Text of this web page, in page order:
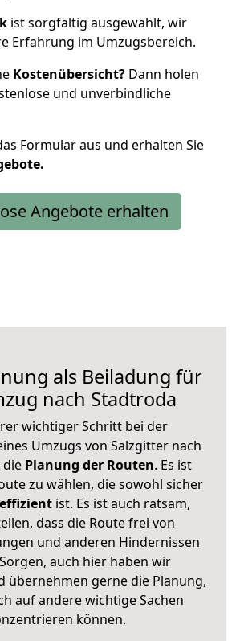
ist sorgfältig ausgewählt, wir
Erfahrung im Umzugsbereich.
Kostenübersicht? Dann holen
und unverbindliche
Formular aus und erhalten Sie
Angebote erhalten
als Beiladung für
nach Stadtroda
wichtiger Schritt bei der
Umzugs von Salzgitter nach
Planung der Routen. Es ist
zu wählen, die sowohl sicher
ist. Es ist auch ratsam,
dass die Route frei von
und anderen Hindernissen
auch hier haben wir
übernehmen gerne die Planung,
auf andere wichtige Sachen
können.